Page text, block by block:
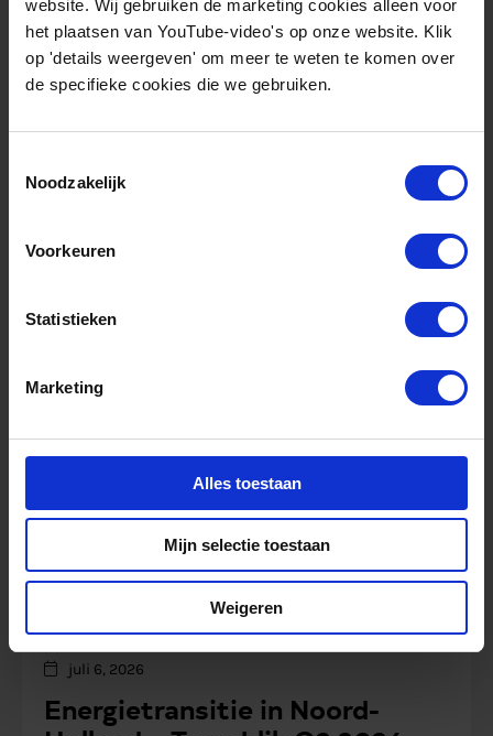
website. Wij gebruiken de marketing cookies alleen voor
het plaatsen van YouTube-video's op onze website. Klik
op 'details weergeven' om meer te weten te komen over
de specifieke cookies die we gebruiken.
Noodzakelijk
Voorkeuren
Statistieken
Marketing
Alles toestaan
Mijn selectie toestaan
Weigeren
Blog
Opening New Energy Forum
Nieuws
juli 6, 2026
Energietransitie in Noord-